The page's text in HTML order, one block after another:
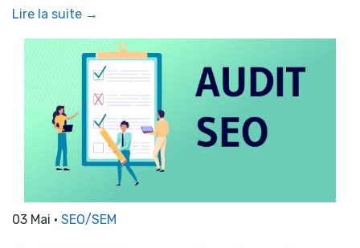
Lire la suite →
03 Mai • SEO/SEM